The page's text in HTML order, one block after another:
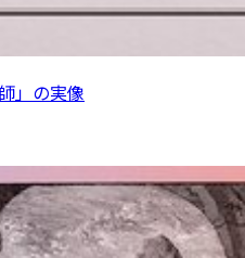
」の実像